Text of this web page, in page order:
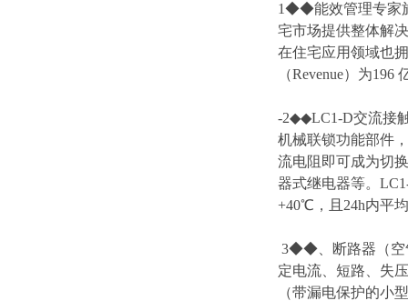
1◆◆能效管理专家
宅市场提供整体解
在住宅应用领域也
（Revenue）为
-2◆◆LC1-D交流接
机械联锁功能部件
流电阻即可成为切
器式继电器等。
+40℃，且24h内平
3◆◆、断路器（空
定电流、短路、失
（带漏电保护的小